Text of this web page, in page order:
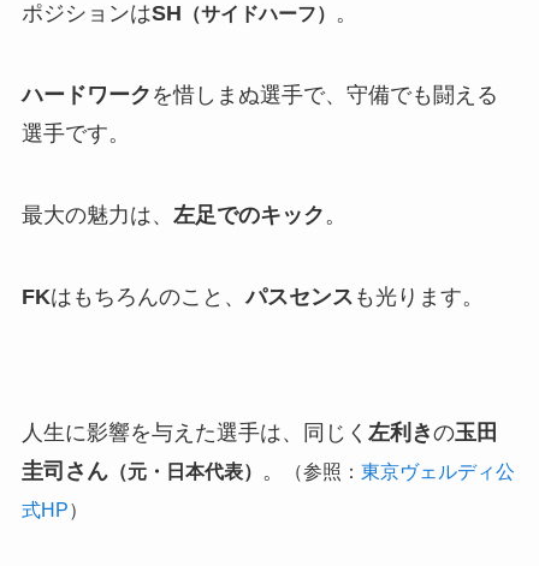
ポジションはSH （サイドハーフ） 。
ハードワーク を惜しまぬ選手で、守備でも闘える
選手です。
最大の魅力は、 左足でのキック 。
FKはもちろんのこと、パスセンス も光ります。
人生に影響を与えた選手は、同じく 左利きの玉田
圭司さん（元・日本代表） 。 （参照： 東京ヴェルディ公
式HP）